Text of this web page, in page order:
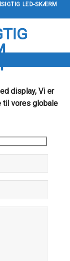
LED-SKÆRM
display, Vi er
til vores globale